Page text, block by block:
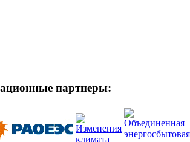
партнеры: